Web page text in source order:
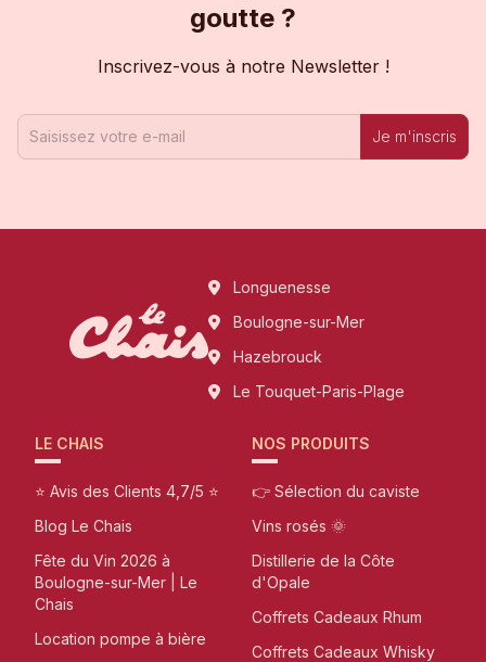
goutte ?
Inscrivez-vous à notre Newsletter !
Je m'inscris
Longuenesse
Boulogne-sur-Mer
Hazebrouck
Le Touquet-Paris-Plage
LE CHAIS
⭐ Avis des Clients 4,7/5 ⭐
Blog Le Chais
Fête du Vin 2026 à
Boulogne-sur-Mer | Le
Chais
Location pompe à bière
NOS PRODUITS
👉 Sélection du caviste
Vins rosés 🌞
Distillerie de la Côte
d'Opale
Coffrets Cadeaux Rhum
Coffrets Cadeaux Whisky